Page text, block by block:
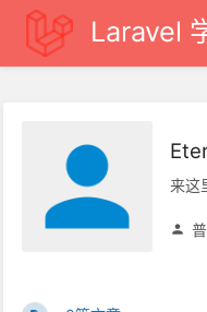
Laravel
来这